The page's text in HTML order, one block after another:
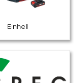
Einhell